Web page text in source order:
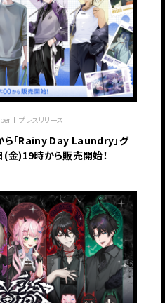
JP
プレスリリース
ら「Rainy Day Laundry」グ
金)19時から販売開始！